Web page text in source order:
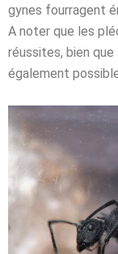
gynes fourragent
A noter que les
réussites, bien
également